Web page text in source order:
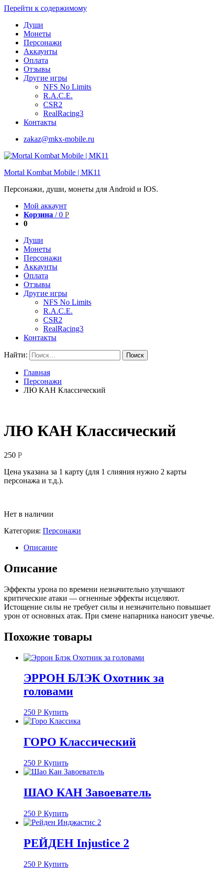
Перейти к содержимому
Души
Монеты
Персонажи
Аккаунты
Оплата
Отзывы
Другие игры
NFS No Limits
R.A.C.E.
CSR2
RealRacing3
Контакты
zakaz@mkx-mobile.ru
Mortal Kombat Mobile | МК11
Персонажи, души, монеты для Android и IOS.
Мой аккаунт
Корзина /0 Р
0
Души
Монеты
Персонажи
Аккаунты
Оплата
Отзывы
Другие игры
NFS No Limits
R.A.C.E.
CSR2
RealRacing3
Контакты
Найти:
Главная
Персонажи
ЛЮ КАН Классический
ЛЮ КАН Классический
250 Р
Цена указана за 1 карту (для 1 слияния нужно 2 карты
персонажа и т.д.).
Нет в наличии
Категория: Персонажи
Описание
Описание
Эффекты урона по времени незначительно улучшают
критические атаки — огненные эффекты исцеляют.
Истощение силы не требует силы и незначительно повышает
урон от основных атак. При смене напарника наносит увечье.
Похожие товары
ЭРРОН БЛЭК Охотник за
головами
250 Р Купить
ГОРО Классический
250 Р Купить
ШАО КАН Завоеватель
250 Р Купить
РЕЙДЕН Injustice 2
250 Р Купить